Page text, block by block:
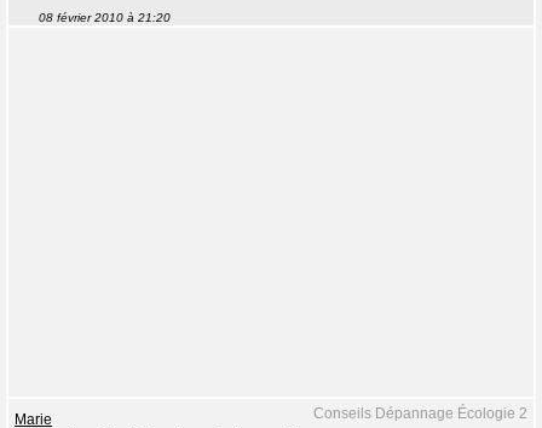
08 février 2010 à 21:20
Conseils Dépannage Écologie 2
Marie